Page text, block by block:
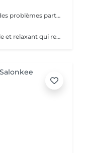
ce soin est destiné aux personnes ayant des problèmes particuliers aux pieds. vernis non inclus
La swiss pédicure est un soin très agréable et relaxant qui redonne aux pieds une nouvelle douceur et une splendeur extraordinaire. Idéal pour les pieds à problèmes tels que les callosités et crevasses. Pose vernis inclus. Nous vous prions de bien vouloir respecter votre rendez-vous. En prenant rendez-vous, vous occupez une place, dont une autre personne aurait éventuellement besoin. Tout rendez-vous non annulé 24h en avance, est susceptible d'être facturé. (Si vous ne pouvez pas vous présenter à votre RDV, proposez-le éventuellement à un proche ou à un ami) Toute l'équipe de Aromas Institut vous remercie pour votre respect et votre compréhension.